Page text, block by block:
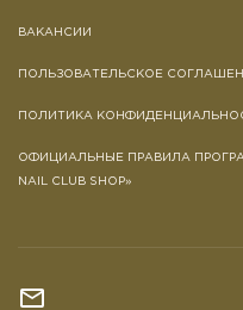
ВАКАНСИИ
ПОЛЬЗОВАТЕЛЬСКОЕ
ПОЛИТИКА
ОФИЦИАЛЬНЫЕ ПРАВИЛА
NAIL CLUB SHOP»